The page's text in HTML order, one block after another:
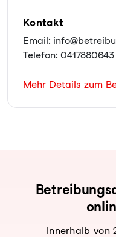
Kontakt
Email:
Telefon: 0417880643
Mehr Details zum
Innerhalb von